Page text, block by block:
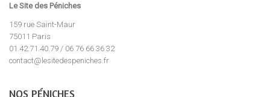
Le Site des Péniches
159 rue Saint-Maur
75011 Paris
01.42.71.40.79 / 06 76 66 36 32
contact@lesitedespeniches.fr
NOS PÉNICHES